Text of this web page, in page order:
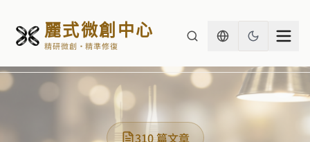
麗式微創中心
精研微創・精準修復
310篇文章